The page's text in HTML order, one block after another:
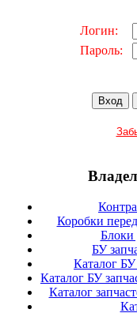
Логин:
Пароль:
Коробки
Блоки
БУ
Каталог
Каталог БУ
Каталог